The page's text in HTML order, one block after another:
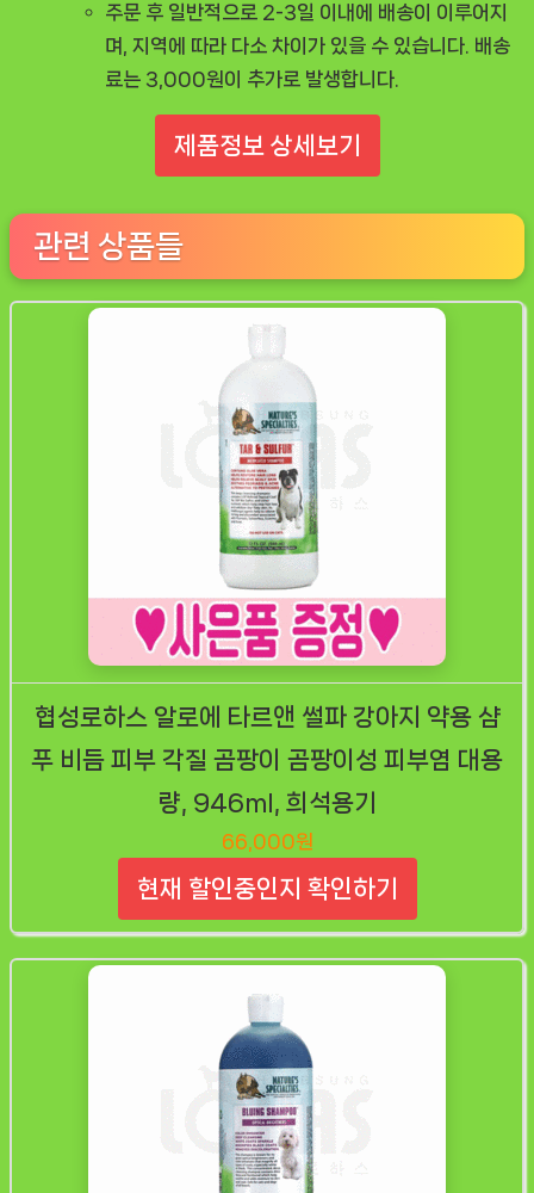
주문 후 일반적으로 2-3일 이내에 배송이 이루어지
며, 지역에 따라 다소 차이가 있을 수 있습니다. 배송
료는 3,000원이 추가로 발생합니다.
제품정보 상세보기
관련 상품들
협성로하스 알로에 타르앤 썰파 강아지 약용 샴
푸 비듬 피부 각질 곰팡이 곰팡이성 피부염 대용
량, 946ml, 희석용기
66,000원
현재 할인중인지 확인하기